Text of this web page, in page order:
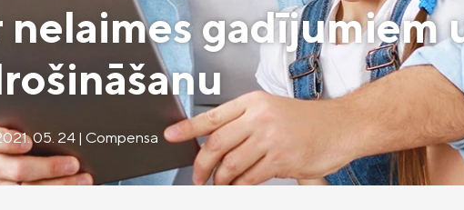
gadījumiem
05. 24 | Compensa